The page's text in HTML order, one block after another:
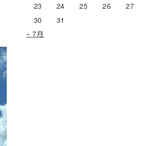
23
24 25 26 27
30
31
« 7月